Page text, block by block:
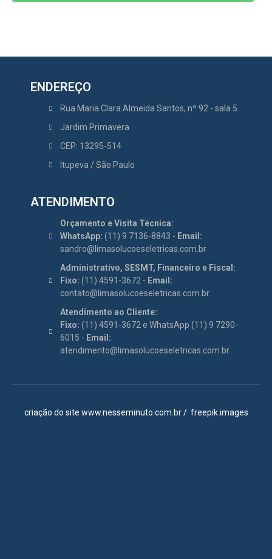
ENDEREÇO
Rua Maria Clara Almeida Santos, nº 92 - sala 5
Jardim Primavera
CEP: 13295-514
Itupeva / São Paulo
ATENDIMENTO
Orçamento e Visita Técnica:
WhatsApp: (11) 9 7136-8843 - Email:
sandro@limasolucoeseletricas.com.br
Administrativo, SESMT, Financeiro e Fiscal:
Fixo: (11) 4591-3672 - Email:
contato@limasolucoeseletricas.com.br
Atendimento ao Cliente:
Fixo: (11) 4591-3672 e WhatsApp (11) 9 7290-
6015 - Email:
atendimento@limasolucoeseletricas.com.br
criação do site www.nesseminuto.com.br/ freepik images